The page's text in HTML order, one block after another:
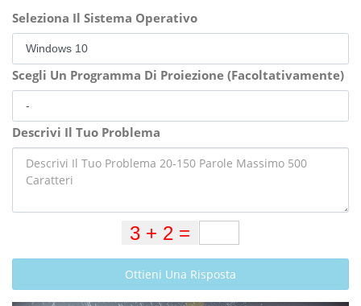
Seleziona Il Sistema Operativo
Scegli Un Programma Di Proiezione (Facoltativamente)
Descrivi Il Tuo Problema
Ottieni Una Risposta